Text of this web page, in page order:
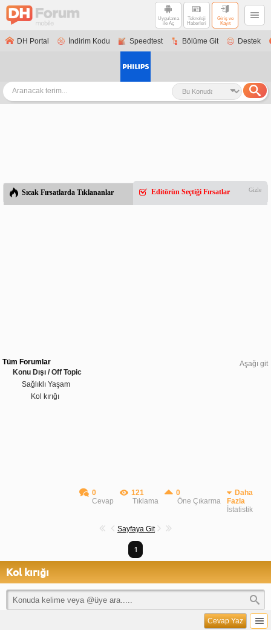
Uygulama
ile Aç
Teknoloji
Haberleri
Giriş ve
Kayıt
DH Portal İndirim Kodu Speedtest Bölüme Git Destek
Sıcak Fırsatlarda Tıklananlar Editörün Seçtiği Fırsatlar Gizle
Aşağı git
Tüm Forumlar
Konu Dışı / Off Topic
Sağlıklı Yaşam
Kol kırığı
0
Cevap
121
Tıklama
0
Öne Çıkarma
Daha
Fazla
İstatistik
Sayfaya Git
1
Kol kırığı
Cevap Yaz